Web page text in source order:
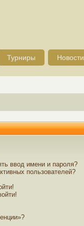
Турниры Новости
ввод имени и пароля?
пользователей?